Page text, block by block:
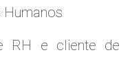
Humanos
RH e cliente de